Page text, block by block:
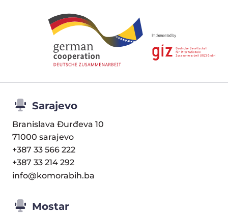
Sarajevo
Branislava Đurđeva 10
71000 sarajevo
+387 33 566 222
+387 33 214 292
info@komorabih.ba
Mostar